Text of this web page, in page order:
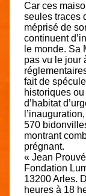
Car ces
seules traces
méprisé de
continuent
le monde. Sa
pas vu le jour
fait de
historiques
d’habitat
570
montrant
prégnant.
« Jean
Fondation
13200 Arles.
heures à 18